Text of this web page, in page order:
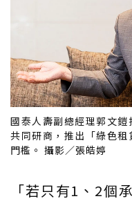
國泰人壽副總經理郭文
共同研商，推出「綠色
門檻。 攝影／張皓婷
「若只有1、2個